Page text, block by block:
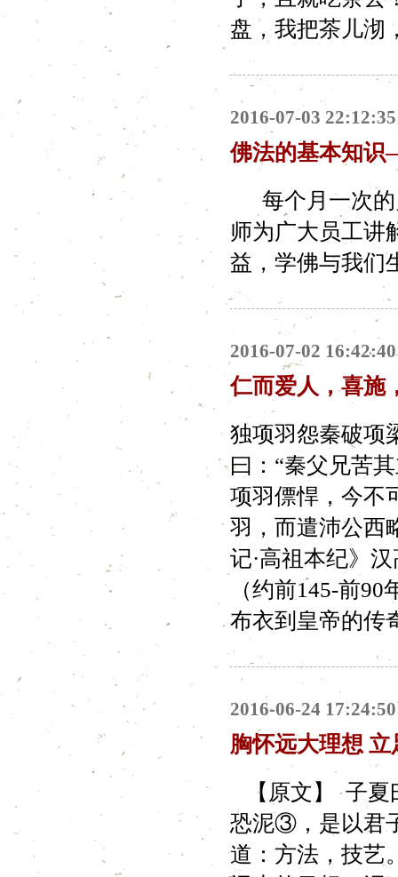
盘，我把茶儿沏
2016-07-03 22:12:35
佛法的基本知
每个月一次的
师为广大员工讲
益，学佛与我们
2016-07-02 16:42:40
仁而爱人，喜
独项羽怨秦破项
曰：“秦父兄苦
项羽僄悍，今不
羽，而遣沛公
记·高祖本纪》
（约前145-前
布衣到皇帝的传
2016-06-24 17:24:50
胸怀远大理想
【原文】 子夏
恐泥③，是以君
道：方法，